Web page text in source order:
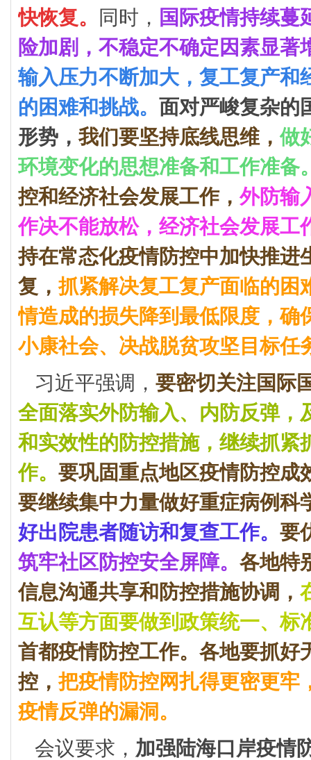
快恢复。
同时， 国际疫情持续蔓
险加剧，不稳定不确定因素显著
输入压力不断加大，复工复产和
的困难和挑战。 面对严峻复杂的
形势， 我们要坚持底线思维，做
环境变化的思想准备和工作准备
控和经济社会发展工作， 外防输
作决不能放松，经济社会发展工
持在常态化疫情防控中加快推进
复，抓紧解决复工复产面临的困
情造成的损失降到最低限度，确
小康社会、决战脱贫攻坚目标任
习近平强调， 要密切关注国际
全面落实外防输入、内防反弹，
和实效性的防控措施，继续抓紧
作。 要巩固重点地区疫情防控成
要继续集中力量做好重症病例科
好出院患者随访和复查工作。 要
筑牢社区防控安全屏障。 各地特
信息沟通共享和防控措施协调，
互认等方面要做到政策统一、标
首都疫情防控工作。 各地要抓好
控，把疫情防控网扎得更密更牢
疫情反弹的漏洞。
会议要求， 加强陆海口岸疫情